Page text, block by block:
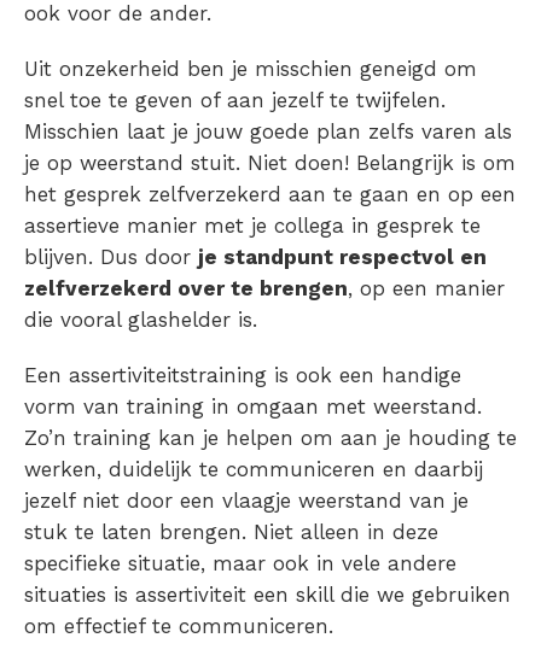
ook voor de ander.
Uit onzekerheid ben je misschien geneigd om
snel toe te geven of aan jezelf te twijfelen.
Misschien laat je jouw goede plan zelfs varen als
je op weerstand stuit. Niet doen! Belangrijk is om
het gesprek zelfverzekerd aan te gaan en op een
assertieve manier met je collega in gesprek te
blijven. Dus door je standpunt respectvol en
zelfverzekerd over te brengen, op een manier
die vooral glashelder is.
Een assertiviteitstraining is ook een handige
vorm van training in omgaan met weerstand.
Zo’n training kan je helpen om aan je houding te
werken, duidelijk te communiceren en daarbij
jezelf niet door een vlaagje weerstand van je
stuk te laten brengen. Niet alleen in deze
specifieke situatie, maar ook in vele andere
situaties is assertiviteit een skill die we gebruiken
om effectief te communiceren.